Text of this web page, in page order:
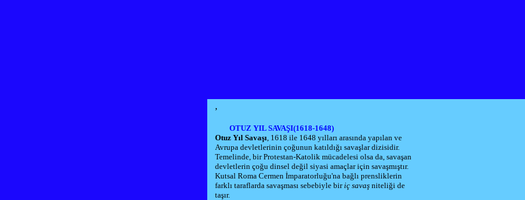
,
OTUZ YIL SAVAŞI(1618-1648)
Otuz Yıl Savaşı , 1618 ile 1648 yılları arasında yapılan ve
Avrupa devletlerinin çoğunun katıldığı savaşlar dizisidir.
Temelinde, bir Protestan-Katolik mücadelesi olsa da, savaşan
devletlerin çoğu dinsel değil siyasi amaçlar için savaşmıştır.
Kutsal Roma Cermen İmparatorluğu'na bağlı prensliklerin
farklı taraflarda savaşması sebebiyle bir iç savaş niteliği de
taşır.